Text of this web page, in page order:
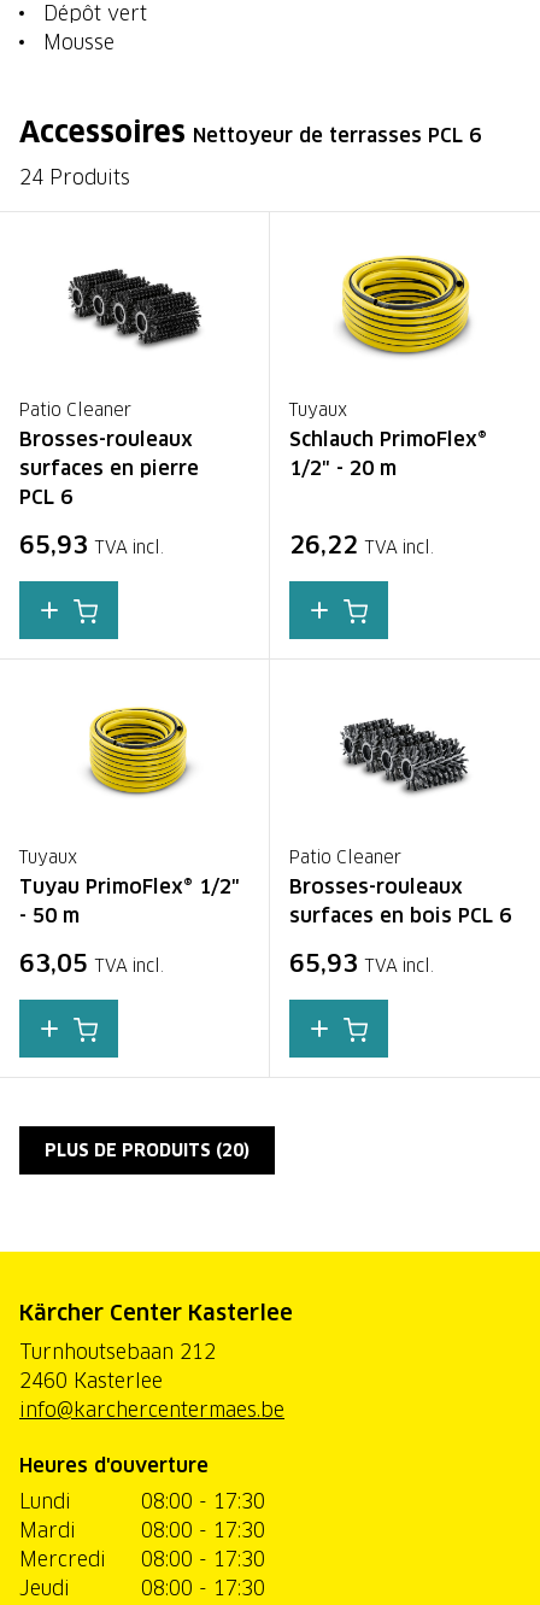
Dépôt vert
Mousse
Accessoires Nettoyeur de terrasses PCL 6
24 Produits
Patio Cleaner
Brosses-rouleaux
surfaces en pierre
PCL 6
65,93 TVA incl.
Tuyaux
Schlauch PrimoFlex®
1/2" - 20 m
26,22 TVA incl.
Tuyaux
Tuyau PrimoFlex® 1/2"
- 50 m
63,05 TVA incl.
Patio Cleaner
Brosses-rouleaux
surfaces en bois PCL 6
65,93 TVA incl.
PLUS DE PRODUITS (20)
Kärcher Center Kasterlee
Turnhoutsebaan 212
2460 Kasterlee
info@karchercentermaes.be
Heures d'ouverture
Lundi
08:00 - 17:30
Mardi
08:00 - 17:30
Mercredi
08:00 - 17:30
Jeudi
08:00 - 17:30